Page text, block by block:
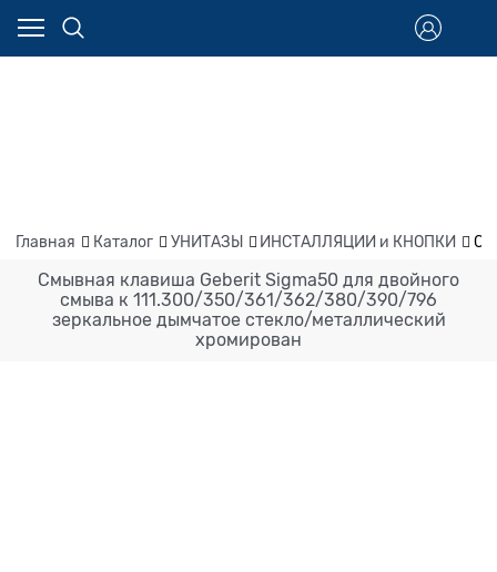
Главная Каталог УНИТАЗЫ ИНСТАЛЛЯЦИИ и КНОПКИ
Смывная клавиша Geberit Sigma50 для двойного
смыва к 111.300/350/361/362/380/390/796
зеркальное дымчатое стекло/металлический
хромирован